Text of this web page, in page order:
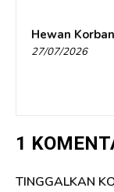
Hewan
27/07/2026
1
TINGGALKAN